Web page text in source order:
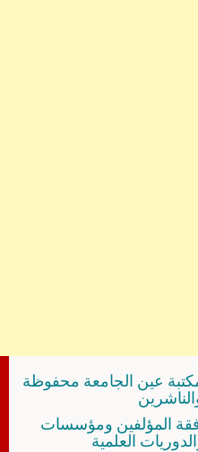
عين الجامعة محفوظة
المؤلفين ومؤسسات
العلمية